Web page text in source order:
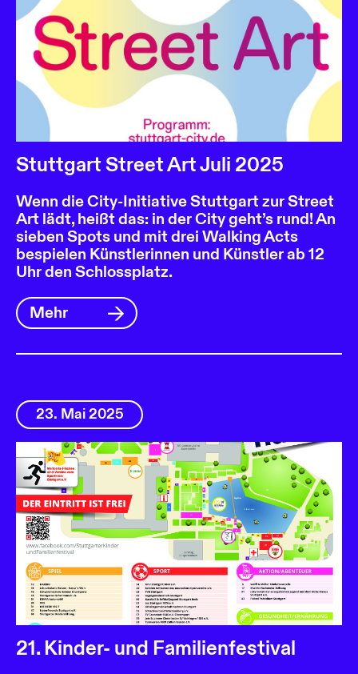
Stuttgart Street Art Juli 2025
Wenn die City-Initiative Stuttgart zur Street
Art lädt, heißt das: in der City geht’s rund! An
sieben Spots und mit drei Walking Acts
bespielen Künstlerinnen und Künstler ab 12
Uhr den Schlossplatz.
Mehr
23. Mai 2025
21. Kinder- und Familienfestival